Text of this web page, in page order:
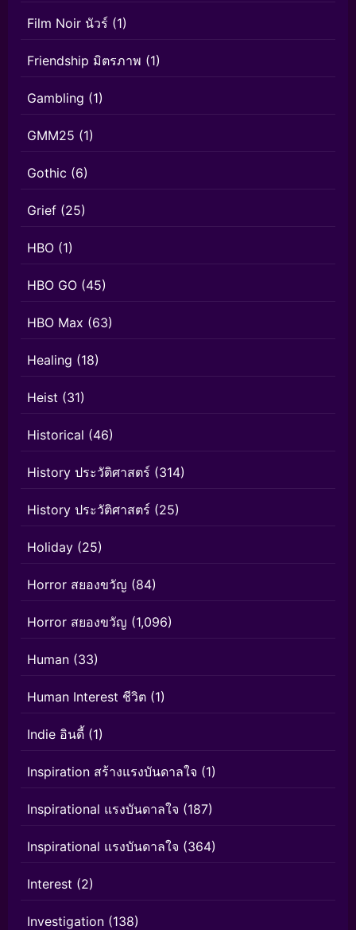
Film Noir นัวร์ (1)
Friendship มิตรภาพ (1)
Gambling (1)
GMM25 (1)
Gothic (6)
Grief (25)
HBO (1)
HBO GO (45)
HBO Max (63)
Healing (18)
Heist (31)
Historical (46)
History ประวัติศาสตร์ (314)
History ประวัติศาสตร์ (25)
Holiday (25)
Horror สยองขวัญ (84)
Horror สยองขวัญ (1,096)
Human (33)
Human Interest ชีวิต (1)
Indie อินดี้ (1)
Inspiration สร้างแรงบันดาลใจ (1)
Inspirational แรงบันดาลใจ (187)
Inspirational แรงบันดาลใจ (364)
Interest (2)
Investigation (138)